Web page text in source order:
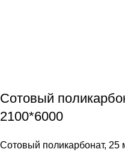
Сотовый
2100*6000
Сотовый поликарбонат, 25